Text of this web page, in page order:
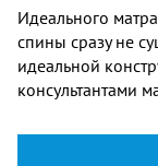
Идеального
спины сразу не
идеальной
консультантами